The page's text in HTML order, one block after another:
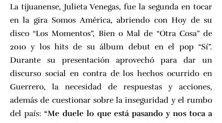
La tijuanense, Julieta Venegas, fue la segunda en tocar
en la gira Somos América, abriendo con Hoy de su
disco “Los Momentos”, Bien o Mal de “Otra Cosa” de
2010 y los hits de su álbum debut en el pop “Sí”.
Durante su presentación aprovechó para dar un
discurso social en contra de los hechos ocurrido en
Guerrero, la necesidad de respuestas y acciones,
además de cuestionar sobre la inseguridad y el rumbo
del país: “Me duele lo que está pasando y nos toca a